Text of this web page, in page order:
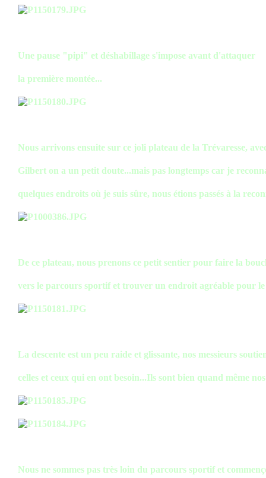
Une pause "pipi" et déshabillage s'impose avant d'attaquer
la première montée...
Nous arrivons ensuite sur ce joli plateau de la Trévaresse,
Gilbert on a un petit doute...mais pas longtemps car je
quelques endroits où je suis sûre, nous étions passés à la
De ce plateau, nous prenons ce petit sentier pour faire la
vers le parcours sportif et trouver un endroit agréable pour le
La descente est un peu raide et glissante, nos messieurs
celles et ceux qui en ont besoin...Ils sont bien quand même
Nous ne sommes pas très loin du parcours sportif et